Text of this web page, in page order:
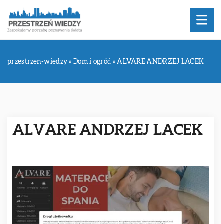
przestrzen-wiedzy »Dom i ogród »ALVARE ANDRZEJ LACEK
ALVARE ANDRZEJ LACEK